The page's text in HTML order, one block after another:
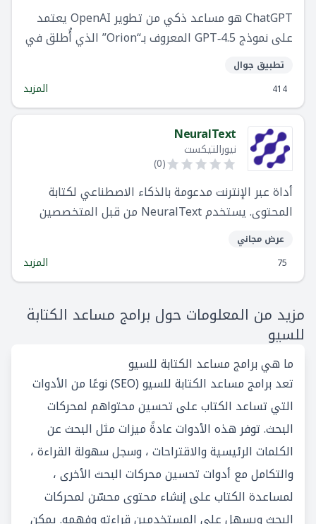
ChatGPT هو مساعد ذكي من تطوير OpenAI يعتمد
على نموذج GPT‑4.5 المعروف بـ“Orion” الذي أُطلق في
المحادثة الطبيعية والفهم العاطفي، مع تقليل
الأخطاء. يتيح الإصدار الجديد للمستخدمين إمكانية
توصيله بحسابات التخزين السحابي مثل Google Drive
وDropbox وOneDrive لتصفح ملفاتهم والرد على
أسئلتهم، بالإضافة إلى خاصية تسجيل الاجتماعات
وتحويلها إلى ملاحظات وأفكار عمل . باختصار، أصبحت
ChatGPT أذكى وأكثر تفاعلية وكفاءة في مساعدتك
في المهام اليومية حتى لو لم تكن ملمًا بالتكنولوجيا.
تطبيق جوال
414
المزيد
NeuralText
نيورالتيكست
(
0
)
أداة عبر الإنترنت مدعومة بالذكاء الاصطناعي لكتابة
المحتوى. يستخدم NeuralText من قبل المتخصصين
في تحسين محركات البحث ، والمسوقين الرقميين ،
والمعلنين ، ووكالات كتابة النصوص ، بالإضافة إلى
أصحاب الأعمال الحرة وأصحاب المشاريع الصغيرة.
عرض مجاني
75
المزيد
مزيد من المعلومات حول برامج مساعد الكتابة
للسيو
ما هي برامج مساعد الكتابة للسيو
تعد برامج مساعد الكتابة للسيو (SEO) نوعًا من الأدوات
التي تساعد الكتاب على تحسين محتواهم لمحركات
البحث. توفر هذه الأدوات عادةً ميزات مثل البحث عن
الكلمات الرئيسية والاقتراحات ، وسجل سهولة القراءة ،
والتكامل مع أدوات تحسين محركات البحث الأخرى ،
لمساعدة الكتاب على إنشاء محتوى محسّن لمحركات
البحث ويسهل على المستخدمين قراءته وفهمه. يمكن